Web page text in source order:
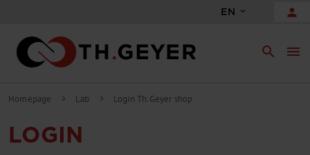
EN person
search menu
Homepage chevron_right Lab chevron_right Login Th.Geyer shop
LOGIN